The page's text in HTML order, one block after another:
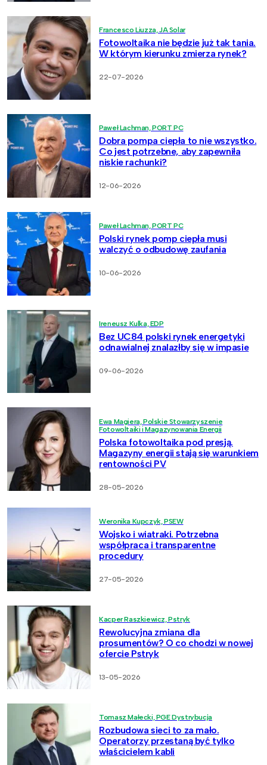
Francesco Liuzza, JA Solar
Fotowoltaika nie będzie już tak tania.
W którym kierunku zmierza rynek?
22-07-2026
Paweł Lachman, PORT PC
Dobra pompa ciepła to nie wszystko.
Co jest potrzebne, aby zapewniła
niskie rachunki?
12-06-2026
Paweł Lachman, PORT PC
Polski rynek pomp ciepła musi
walczyć o odbudowę zaufania
10-06-2026
Ireneusz Kulka, EDP
Bez UC84 polski rynek energetyki
odnawialnej znalazłby się w impasie
09-06-2026
Ewa Magiera, Polskie Stowarzyszenie
Fotowoltaiki i Magazynowania Energii
Polska fotowoltaika pod presją.
Magazyny energii stają się warunkiem
rentowności PV
28-05-2026
Weronika Kupczyk, PSEW
Wojsko i wiatraki. Potrzebna
współpraca i transparentne
procedury
27-05-2026
Kacper Raszkiewicz, Pstryk
Rewolucyjna zmiana dla
prosumentów? O co chodzi w nowej
ofercie Pstryk
13-05-2026
Tomasz Małecki, PGE Dystrybucja
Rozbudowa sieci to za mało.
Operatorzy przestaną być tylko
właścicielem kabli